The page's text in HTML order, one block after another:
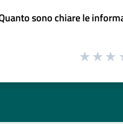
sono chiare le